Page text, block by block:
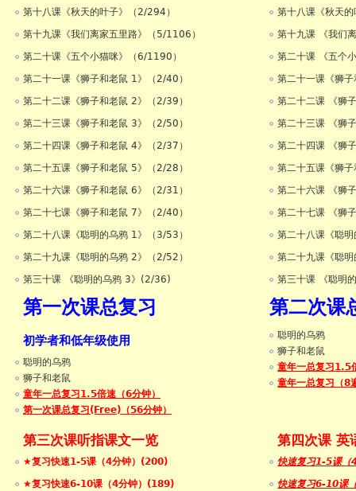
第十八课《秋天的叶子》（2/294）
第十九课《我们离家五里路》（5/1106）
第二十课《五个小猫咪》（6/1190）
第二十一课《狮子和老鼠 1》（2/40）
第二十二课《狮子和老鼠 2》（2/39）
第二十三课《狮子和老鼠 3》（2/50）
第二十四课《狮子和老鼠 4》（2/37）
第二十五课《狮子和老鼠 5》（2/28）
第二十六课《狮子和老鼠 6》（2/31）
第二十七课《狮子和老鼠 7》（2/40）
第二十八课《聪明的乌鸦 1》（3/53）
第二十九课《聪明的乌鸦 2》（2/52）
第三十课 《聪明的乌鸦 3》(2/36)
第一次课总复习
初学者和低年级使用
聪明的乌鸦
狮子和老鼠
童年一总复习1.5倍速（6分钟）
第一次课总复习(Free)（56分钟）
第十八课《秋天
第十九课 《我们
第二十课 《五个
第二十一课《狮
第二十二课 《狮
第二十三课 《狮
第二十四课 《狮
第二十五课《狮
第二十六课 《狮
第二十七课 《狮
第二十八课《聪
第二十九课《聪
第三十课 《聪明
第二次课
聪明的乌鸦
狮子和老鼠
童年一总复习1.5
童年一总复习（8
第三次课听指课文一览
★复习快速1-5课（4分钟）(200)
★复习快速6-10课（4分钟）(189)
第四次课 英
快速复习1-5课（
快速复习6-10课